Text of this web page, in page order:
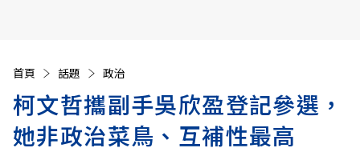
首頁 話題 政治
柯文哲攜副手吳欣盈登記參選，
她非政治菜鳥、互補性最高